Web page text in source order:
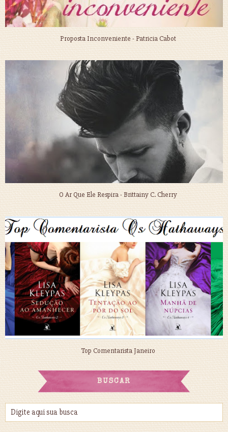
Proposta Inconveniente - Patricia Cabot
O Ar Que Ele Respira - Brittainy C. Cherry
Top Comentarista Janeiro
BUSCAR